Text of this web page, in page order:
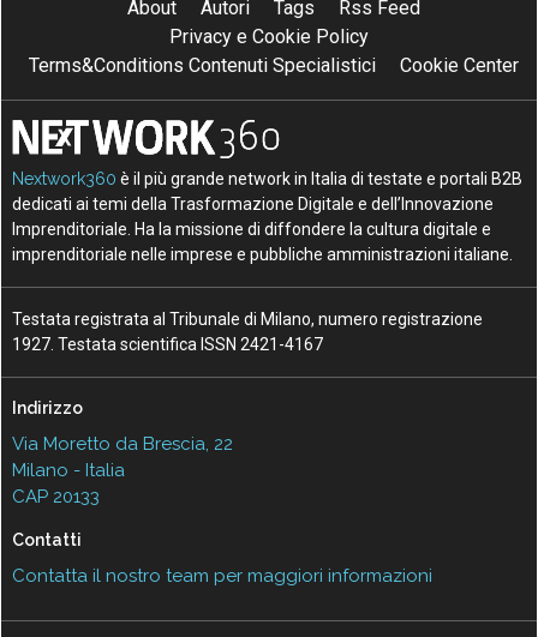
About Autori Tags
Rss Feed
Privacy e Cookie Policy
Terms&Conditions Contenuti Specialistici
Cookie Center
Nextwork360 è il più grande network in Italia di testate e portali B2B
dedicati ai temi della Trasformazione Digitale e dell’Innovazione
Imprenditoriale. Ha la missione di diffondere la cultura digitale e
imprenditoriale nelle imprese e pubbliche amministrazioni italiane.
Testata registrata al Tribunale di Milano, numero registrazione
1927. Testata scientifica ISSN 2421-4167
Indirizzo
Via Moretto da Brescia, 22
Milano - Italia
CAP 20133
Contatti
Contatta il nostro team per maggiori informazioni